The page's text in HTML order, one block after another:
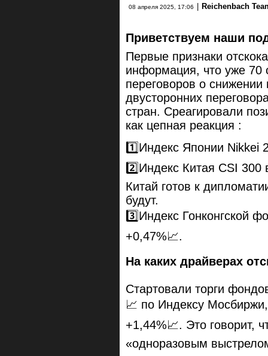
08 апреля 2025, 17:06 Reichenbach
Приветствуем наши
Первые признаки
информация, что уже
переговоров о
двусторонних
стран. Среагировали
как цепная реакция :
1️⃣Индекс Японии Nikkei
2️⃣Индекс Китая CSI
Китай готов к
будут.
3️⃣Индекс Гонконгской
+0,47%📈.
На каких драйверах
Стартовали торги
📈 по Индексу
+1,44%📈. Это говорит,
«одноразовым